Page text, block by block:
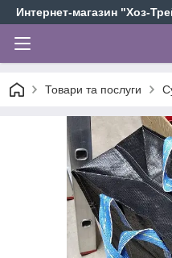
Интернет-магазин "Хоз-
Товари та послуги